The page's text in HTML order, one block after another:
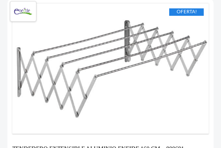
OFERTA!